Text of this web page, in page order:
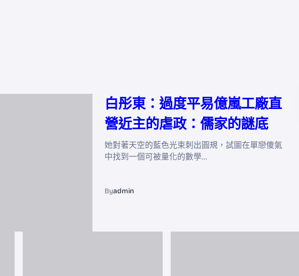
白彤東：過度平易億嵐工廠直
營近主的虐政：儒家的謎底
她對著天空的藍色光束刺出圓規，試圖在單戀傻氣
中找到一個可被量化的數學…
Byadmin